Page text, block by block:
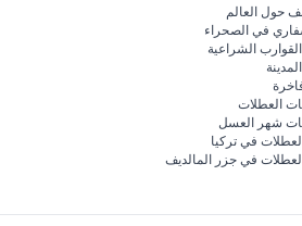
حول العالم
في الصحراء
الشراعية
العطلات
شهر العسل
في تركيا
في جزر المالديف